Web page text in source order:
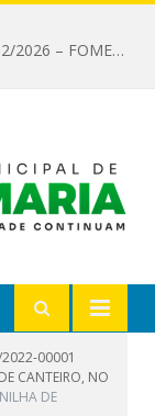
EDITAL DE CHAMAMENTO PÚBLICO Nº 002/2026 – FOMENTO À EXECUÇÃO DE AÇÕES CULTURAIS
2022-00001
CANTEIRO, NO
DE